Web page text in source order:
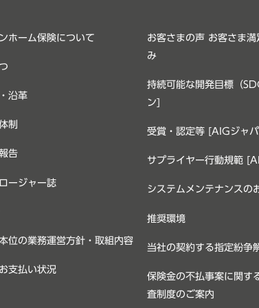
ホーム保険について
沿革
制
告
ージャー誌
位の業務運営方針・取組内容
支払い状況
お客さまの声 お客さま満
み
持続可能な開発目標（
ン]
受賞・認定等 [AIGジャパ
サプライヤー行動規範
システムメンテナンスの
推奨環境
当社の契約する指定紛争
保険金の不払事案に関す
査制度のご案内